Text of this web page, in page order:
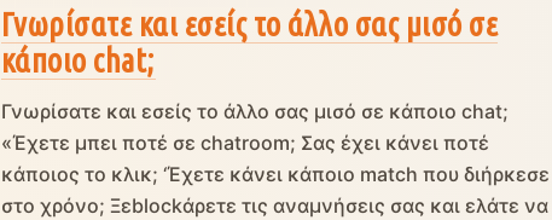
Γνωρίσατε και εσείς το άλλο σας μισό σε
κάποιο chat;
Γνωρίσατε και εσείς το άλλο σας μισό σε κάποιο chat;
«Έχετε μπει ποτέ σε chatroom; Σας έχει κάνει ποτέ
κάποιος το κλικ; ‘Έχετε κάνει κάποιο match που διήρκεσε
στο χρόνο; Ξεblockάρετε τις αναμνήσεις σας και ελάτε να